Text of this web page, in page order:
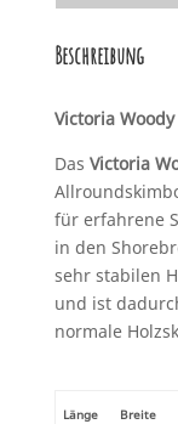
Beschreibung
Victoria
Das Victoria
für erfahrene
in den
sehr stabilen
und ist
normale
Länge Breite